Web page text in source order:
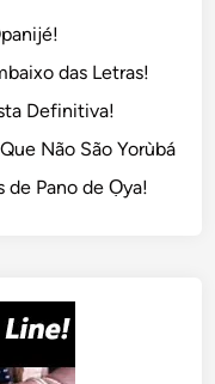
das Letras!
Definitiva!
Não São Yorùbá
Pano de Ọya!